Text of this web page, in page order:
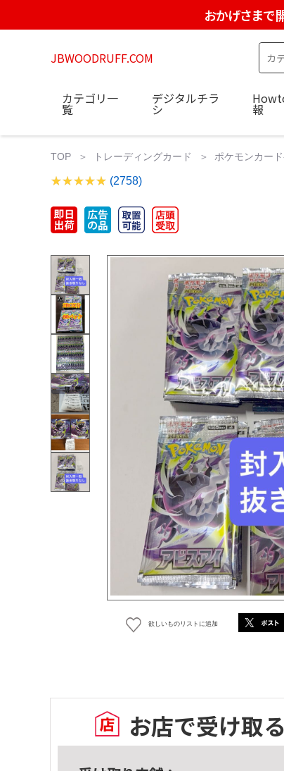
おかげさまで
JBWOODRUFF.COM
カテゴリ一
覧
デジタルチラ
シ 報
TOP トレーディングカード ポケモンカー
(2758)
欲しいものリストに追加
お店で受け取る